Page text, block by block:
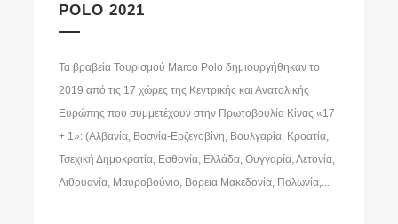
POLO 2021
Τα βραβεία Τουρισμού Marco Polo δημιουργήθηκαν το
2019 από τις 17 χώρες της Κεντρικής και Ανατολικής
Ευρώπης που συμμετέχουν στην Πρωτοβουλία Κίνας «17
+ 1»: (Αλβανία, Βοσνία-Ερζεγοβίνη, Βουλγαρία, Κροατία,
Τσεχική Δημοκρατία, Εσθονία, Ελλάδα, Ουγγαρία, Λετονία,
Λιθουανία, Μαυροβούνιο, Βόρεια Μακεδονία, Πολωνία,...